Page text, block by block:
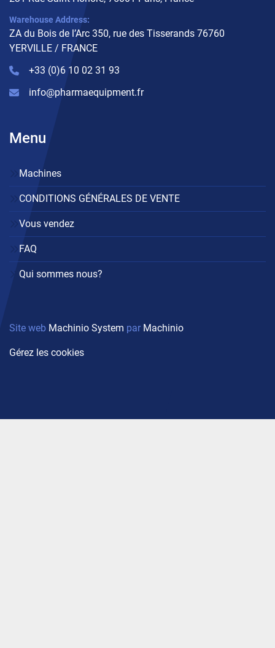
Warehouse Address:
ZA du Bois de l’Arc 350, rue des Tisserands 76760
YERVILLE / FRANCE
+33 (0)6 10 02 31 93
info@pharmaequipment.fr
Menu
Machines
CONDITIONS GÉNÉRALES DE VENTE
Vous vendez
FAQ
Qui sommes nous?
Site web Machinio System par Machinio
Gérez les cookies